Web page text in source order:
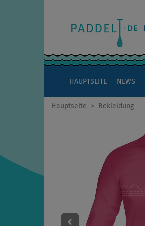
HAUPTSEITE NEWS
Hauptseite > Bekleidung